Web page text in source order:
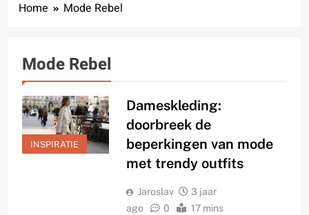
Home Mode Rebel
Mode Rebel
INSPIRATIE
Dameskleding:
doorbreek de
beperkingen van mode
met trendy outfits
Jaroslav
3 jaar
ago
0 17 mins